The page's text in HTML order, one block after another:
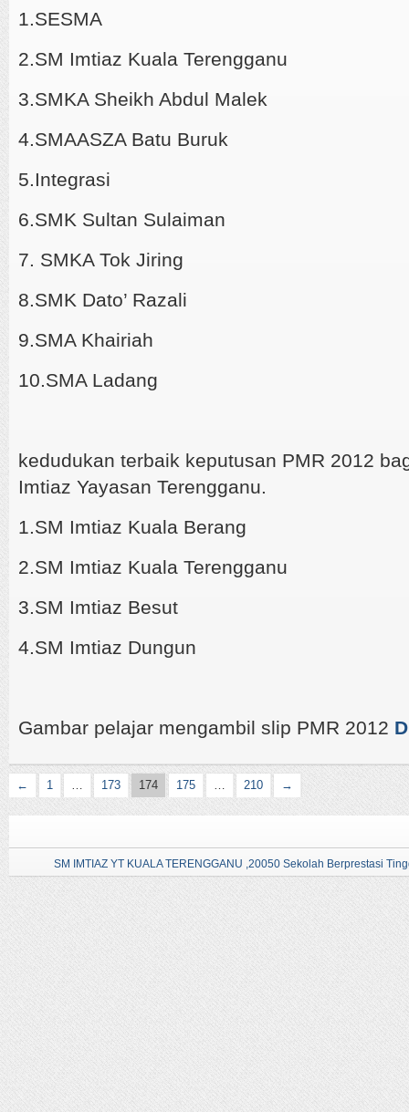
1.SESMA
2.SM Imtiaz Kuala Terengganu
3.SMKA Sheikh Abdul Malek
4.SMAASZA Batu Buruk
5.Integrasi
6.SMK Sultan Sulaiman
7. SMKA Tok Jiring
8.SMK Dato’ Razali
9.SMA Khairiah
10.SMA Ladang
kedudukan terbaik keputusan PMR 2012
Imtiaz Yayasan Terengganu.
1.SM Imtiaz Kuala Berang
2.SM Imtiaz Kuala Terengganu
3.SM Imtiaz Besut
4.SM Imtiaz Dungun
Gambar pelajar mengambil slip PMR 2012
← 1 … 173 174 175 … 210 →
SM IMTIAZ YT KUALA TERENGGANU ,20050 Sekolah Berprestasi